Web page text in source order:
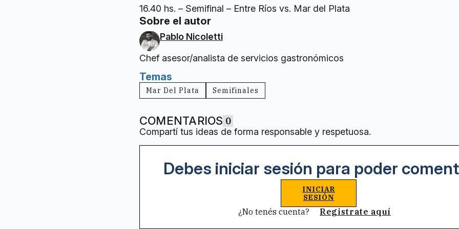
16.40 hs. – Semifinal – Entre Ríos vs. Mar del Plata
Sobre el autor
Pablo Nicoletti
Chef asesor/analista de servicios gastronómicos
Temas
Mar Del Plata Semifinales
COMENTARIOS 0
Compartí tus ideas de forma responsable y respetuosa.
Debes iniciar sesión para poder
INICIAR
SESIÓN
¿No tenés cuenta? Registrate aquí